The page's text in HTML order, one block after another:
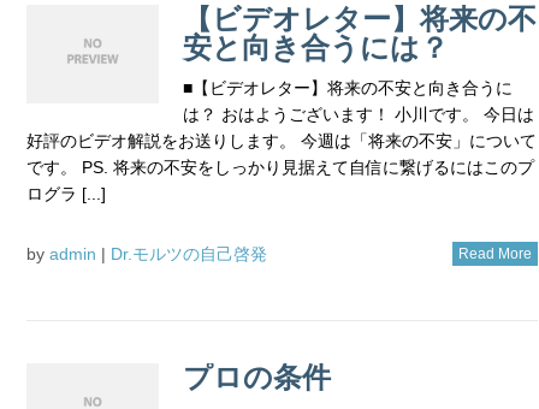
【ビデオレター】将来の不
安と向き合うには？
■【ビデオレター】将来の不安と向き合うに
は？ おはようございます！ 小川です。 今日は
好評のビデオ解説をお送りします。 今週は「将来の不安」について
です。 PS. 将来の不安をしっかり見据えて自信に繋げるにはこのプ
ログラ [...]
by admin | Dr.モルツの自己啓発 Read More
プロの条件